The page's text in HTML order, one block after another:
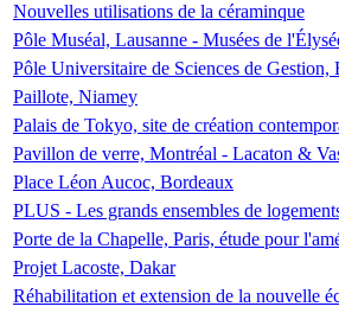
Nouvelles utilisations de la céraminque
Pôle Muséal, Lausanne - Musées de
Pôle Universitaire de Sciences de Gestion,
Paillote, Niamey
Palais de Tokyo, site de création
Pavillon de verre, Montréal - Lacaton &
Place Léon Aucoc, Bordeaux
PLUS - Les grands ensembles de
Porte de la Chapelle, Paris, étude pour
Projet Lacoste, Dakar
Réhabilitation et extension de la nouvelle